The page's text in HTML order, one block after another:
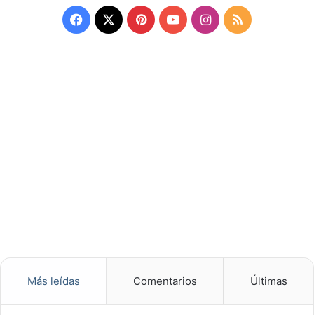
Facebook
X PinterestYouTubeInstagram
RSS
Más leídas Comentarios Últimas